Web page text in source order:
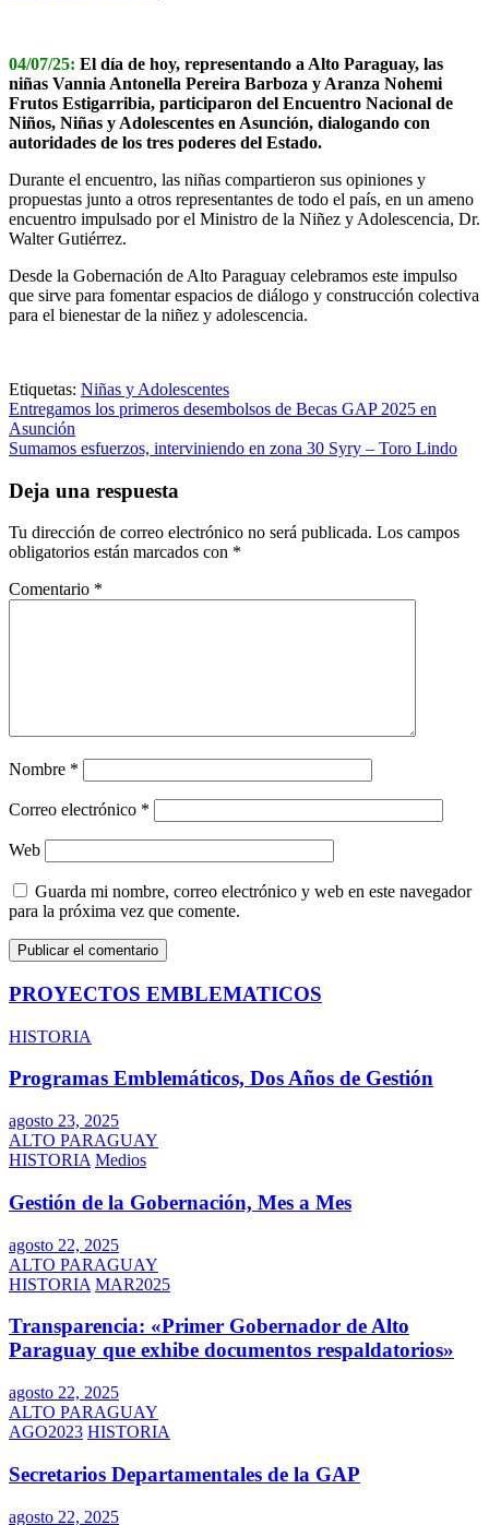
04/07/25: El día de hoy, representando a Alto Paraguay, las
niñas Vannia Antonella Pereira Barboza y Aranza Nohemi
Frutos Estigarribia, participaron del Encuentro Nacional de
Niños, Niñas y Adolescentes en Asunción, dialogando con
autoridades de los tres poderes del Estado.
Durante el encuentro, las niñas compartieron sus opiniones y
propuestas junto a otros representantes de todo el país, en un ameno
encuentro impulsado por el Ministro de la Niñez y Adolescencia, Dr.
Walter Gutiérrez.
Desde la Gobernación de Alto Paraguay celebramos este impulso
que sirve para fomentar espacios de diálogo y construcción colectiva
para el bienestar de la niñez y adolescencia.
Etiquetas: Niñas y Adolescentes
Navegación
de
Entregamos los primeros desembolsos de Becas GAP 2025 en
Asunción
Sumamos esfuerzos, interviniendo en zona 30 Syry – Toro Lindo
Deja una respuesta
Tu dirección de correo electrónico no será publicada. Los campos
obligatorios están marcados con *
Comentario *
Nombre *
Correo electrónico *
Web
Guarda mi nombre, correo electrónico y web en este navegador
para la próxima vez que comente.
PROYECTOS EMBLEMATICOS
HISTORIA
Programas Emblemáticos, Dos Años de Gestión
agosto 23, 2025
ALTO PARAGUAY
HISTORIA Medios
Gestión de la Gobernación, Mes a Mes
agosto 22, 2025
ALTO PARAGUAY
HISTORIA MAR2025
Transparencia: «Primer Gobernador de Alto
Paraguay que exhibe documentos respaldatorios»
agosto 22, 2025
ALTO PARAGUAY
AGO2023 HISTORIA
Secretarios Departamentales de la GAP
agosto 22, 2025